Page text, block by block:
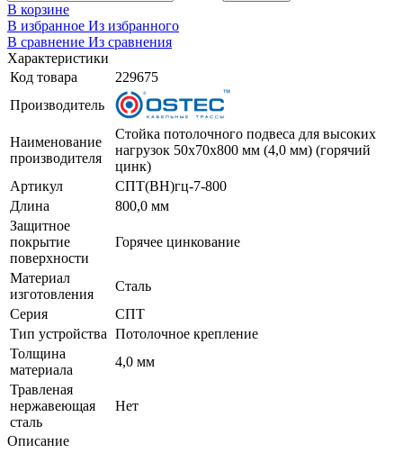
В корзине
В избранное Из избранного
В сравнение Из сравнения
Характеристики
Код товара
229675
Производитель
Наименование
производителя
Стойка потолочного подвеса для высоких
нагрузок 50х70х800 мм (4,0 мм) (горячий
цинк)
Артикул
СПТ(ВН)гц-7-800
Длина
800,0 мм
Защитное
покрытие
поверхности
Горячее цинкование
Материал
изготовления
Сталь
Серия
СПТ
Тип устройства Потолочное крепление
Толщина
материала
4,0 мм
Травленая
нержавеющая
сталь
Нет
Описание